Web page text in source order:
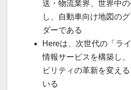
送・物流業界、世界中
し、自動車向け地図の
ダーである
Hereは、次世代の「ラ
情報サービスを構築し
ビリティの革新を変え
いる